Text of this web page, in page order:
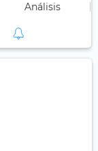
Análisis